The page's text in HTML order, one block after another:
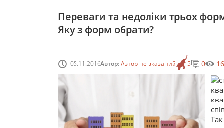
Переваги та недоліки трьох
Яку з форм обрати?
05.11.2016Автор:Автор не вказаний 5 0